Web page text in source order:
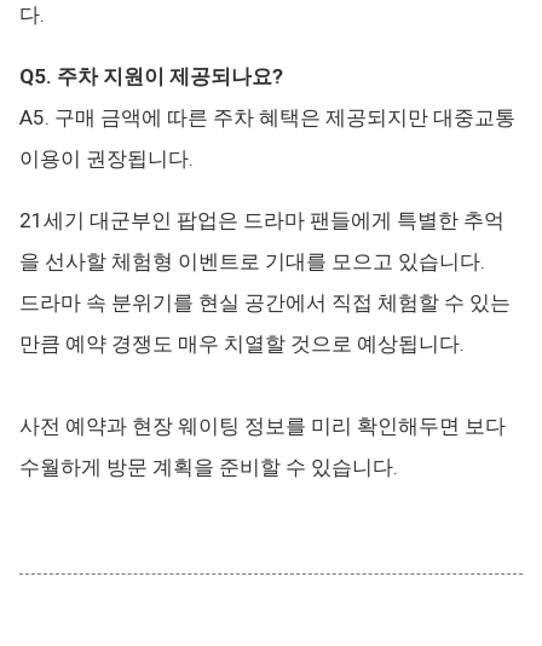
다.
Q5. 주차 지원이 제공되나요?
A5. 구매 금액에 따른 주차 혜택은 제공되지만 대중교통
이용이 권장됩니다.
21세기 대군부인 팝업은 드라마 팬들에게 특별한 추억
을 선사할 체험형 이벤트로 기대를 모으고 있습니다.
드라마 속 분위기를 현실 공간에서 직접 체험할 수 있는
만큼 예약 경쟁도 매우 치열할 것으로 예상됩니다.
사전 예약과 현장 웨이팅 정보를 미리 확인해두면 보다
수월하게 방문 계획을 준비할 수 있습니다.